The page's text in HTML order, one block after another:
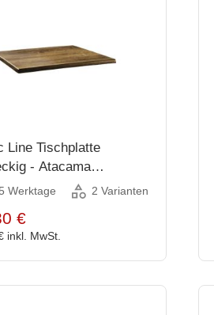
Line Tischplatte
- Atacama
- Erhältlich in 2
Werktage 2 Varianten
€
inkl. MwSt.